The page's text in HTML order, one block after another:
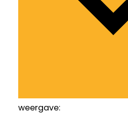
weergave: